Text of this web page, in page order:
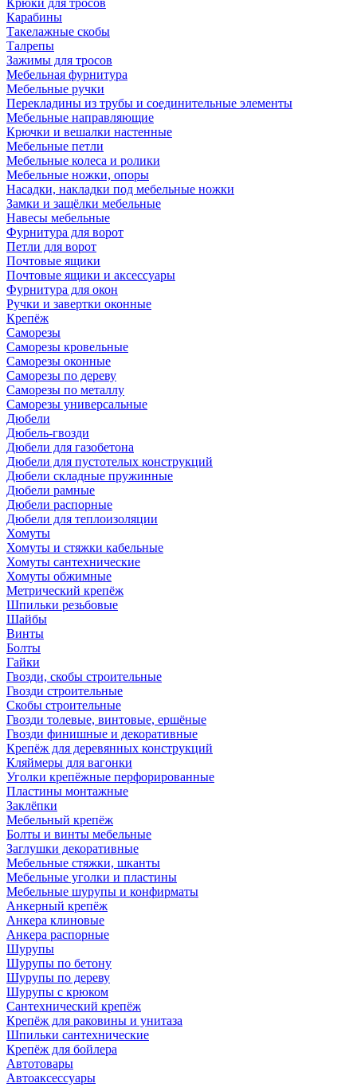
Крюки для тросов
Карабины
Такелажные скобы
Талрепы
Зажимы для тросов
Мебельная фурнитура
Мебельные ручки
Перекладины из трубы и соединительные элементы
Мебельные направляющие
Крючки и вешалки настенные
Мебельные петли
Мебельные колеса и ролики
Мебельные ножки, опоры
Насадки, накладки под мебельные ножки
Замки и защёлки мебельные
Навесы мебельные
Фурнитура для ворот
Петли для ворот
Почтовые ящики
Почтовые ящики и аксессуары
Фурнитура для окон
Ручки и завертки оконные
Крепёж
Саморезы
Саморезы кровельные
Саморезы оконные
Саморезы по дереву
Саморезы по металлу
Саморезы универсальные
Дюбели
Дюбель-гвозди
Дюбели для газобетона
Дюбели для пустотелых конструкций
Дюбели складные пружинные
Дюбели рамные
Дюбели распорные
Дюбели для теплоизоляции
Хомуты
Хомуты и стяжки кабельные
Хомуты сантехнические
Хомуты обжимные
Метрический крепёж
Шпильки резьбовые
Шайбы
Винты
Болты
Гайки
Гвозди, скобы строительные
Гвозди строительные
Скобы строительные
Гвозди толевые, винтовые, ершёные
Гвозди финишные и декоративные
Крепёж для деревянных конструкций
Кляймеры для вагонки
Уголки крепёжные перфорированные
Пластины монтажные
Заклёпки
Мебельный крепёж
Болты и винты мебельные
Заглушки декоративные
Мебельные стяжки, шканты
Мебельные уголки и пластины
Мебельные шурупы и конфирматы
Анкерный крепёж
Анкера клиновые
Анкера распорные
Шурупы
Шурупы по бетону
Шурупы по дереву
Шурупы с крюком
Сантехнический крепёж
Крепёж для раковины и унитаза
Шпильки сантехнические
Крепёж для бойлера
Автотовары
Автоаксессуары